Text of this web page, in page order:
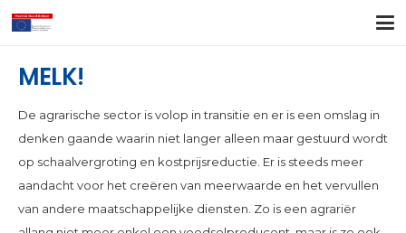
MELK!
De agrarische sector is volop in transitie en er is een omslag in
denken gaande waarin niet langer alleen maar gestuurd wordt
op schaalvergroting en kostprijsreductie. Er is steeds meer
aandacht voor het creëren van meerwaarde en het vervullen
van andere maatschappelijke diensten. Zo is een agrariër